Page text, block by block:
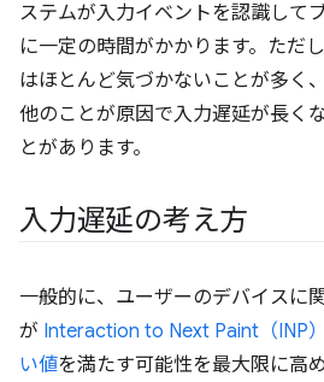
ステムが入力イベントを認識して
に一定の時間がかかります。ただ
はほとんど気づかないことが多く
他のことが原因で入力遅延が長く
とがあります。
入力遅延の考え方
一般的に、ユーザーのデバイスに
が Interaction to Next Paint（INP
い値を満たす可能性を最大限に高